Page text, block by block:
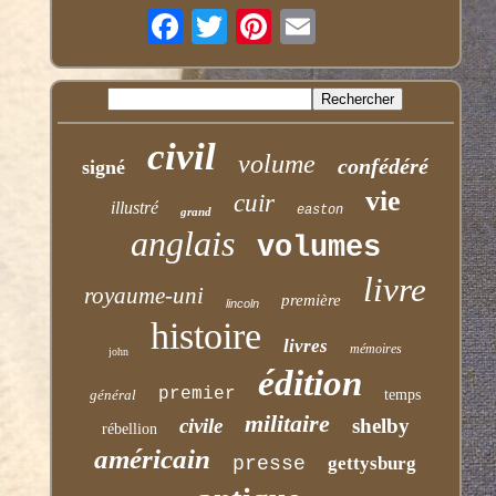
signé civil volume confédéré
illustré grand cuir easton vie
anglais volumes
royaume-uni lincoln première livre
john histoire livres mémoires
général premier édition temps
rébellion civile militaire shelby
américain presse gettysburg